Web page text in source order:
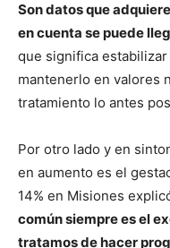
Son datos que
en cuenta se puede
que significa
mantenerlo en valores
tratamiento lo antes
Por otro lado y en
en aumento es el
14% en Misiones
común siempre es el
tratamos de hacer